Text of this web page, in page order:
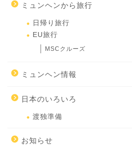
ミュンヘンから旅行
日帰り旅行
EU旅行
MSCクルーズ
ミュンヘン情報
日本のいろいろ
渡独準備
お知らせ